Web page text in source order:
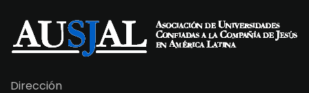
Dirección